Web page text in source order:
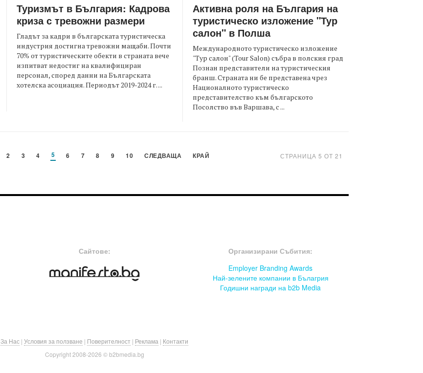
Туризмът в България: Кадрова
криза с тревожни размери
Гладът за кадри в българската туристическа
индустрия достигна тревожни мащаби. Почти
70% от туристическите обекти в страната вече
изпитват недостиг на квалифициран
персонал, според данни на Българската
хотелска асоциация. Периодът 2019-2024 г. ...
Активна роля на България на
туристическо изложение "Тур
салон" в Полша
Международното туристическо изложение
"Тур салон" (Tour Salon) събра в полския град
Познан представители на туристическия
бранш. Страната ни бе представена чрез
Националното туристическо
представителство към българското
Посолство във Варшава, с ...
СТРАНИЦА 5 ОТ 21
2 3 4 5 6 7 8 9 10 СЛЕДВАЩА КРАЙ
Сайтове:
Организирани Събития:
Employer Branding Awards
Най-зелените компании в Бълагрия
Годишни награди на b2b Media
За Нас | Условия за ползване | Поверителност | Реклама | Контакти
Copyright 2008-2026 © b2bmedia.bg